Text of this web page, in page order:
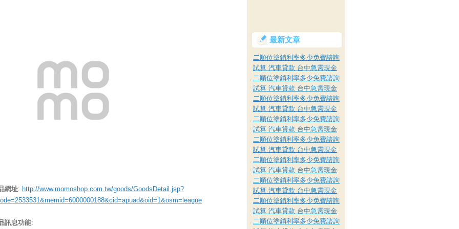
網址: http://www.momoshop.com.tw/goods/GoodsDetail.jsp?
訊息功能:
最新文章
二順位塗銷利率多少免費諮詢
試算 汽車貸款 台中急需現金
二順位塗銷利率多少免費諮詢
試算 汽車貸款 台中急需現金
二順位塗銷利率多少免費諮詢
試算 汽車貸款 台中急需現金
二順位塗銷利率多少免費諮詢
試算 汽車貸款 台中急需現金
二順位塗銷利率多少免費諮詢
試算 汽車貸款 台中急需現金
二順位塗銷利率多少免費諮詢
試算 汽車貸款 台中急需現金
二順位塗銷利率多少免費諮詢
試算 汽車貸款 台中急需現金
二順位塗銷利率多少免費諮詢
試算 汽車貸款 台中急需現金
二順位塗銷利率多少免費諮詢